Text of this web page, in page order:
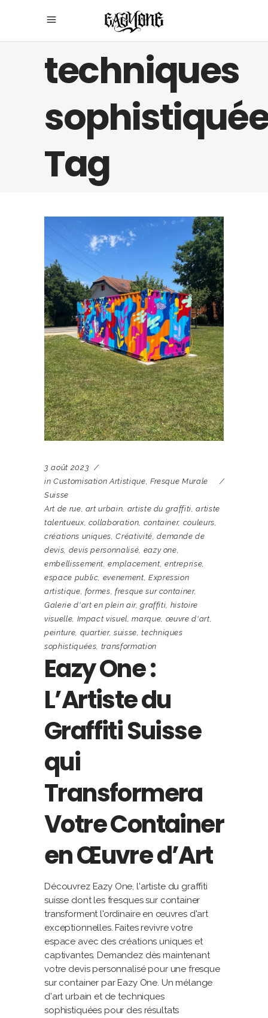
techniques
Tag
3 août 2023
in Customisation Artistique, Fresque Murale
Suisse
Art de rue, art urbain, artiste du graffiti,artiste
talentueux, collaboration, container, couleurs,
créations uniques,Créativité,demande de
devis, devis personnalisé, eazy one,
embellissement,emplacement, entreprise,
espace public, evenement, Expression
artistique, formes,fresque sur container,
Galerie d'art en plein air,graffiti, histoire
visuelle, Impact visuel,marque, œuvre d'art,
peinture, quartier,suisse,techniques
sophistiquées, transformation
Eazy One :
L’Artiste du
Graffiti Suisse
qui
Transformera
Votre Container
en Œuvre d’Art
Découvrez Eazy One, l'artiste du graffiti
suisse dont les fresques sur container
transforment l'ordinaire en œuvres d'art
exceptionnelles. Faites revivre votre
espace avec des créations uniques et
captivantes. Demandez dès maintenant
votre devis personnalisé pour une fresque
sur container par Eazy One. Un mélange
d'art urbain et de techniques
sophistiquées pour des résultats